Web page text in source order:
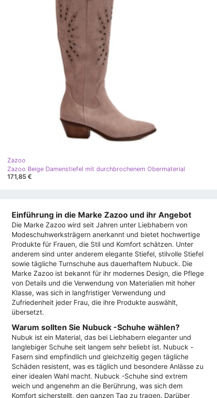
Zazoo
Zazoo Beige Damenstiefel mit durchbrochenem Obermaterial
171,85 €
Einführung in die Marke Zazoo und ihr Angebot
Die Marke Zazoo wird seit Jahren unter Liebhabern von
Modeschuhwerksträgern anerkannt und bietet hochwertige
Produkte für Frauen, die Stil und Komfort schätzen. Unter
anderem sind unter anderem elegante Stiefel, stilvolle Stiefel
sowie tägliche Turnschuhe aus dauerhaftem Nubuck. Die
Marke Zazoo ist bekannt für ihr modernes Design, die Pflege
von Details und die Verwendung von Materialien mit hoher
Klasse, was sich in langfristiger Verwendung und
Zufriedenheit jeder Frau, die ihre Produkte auswählt,
übersetzt.
Warum sollten Sie Nubuck -Schuhe wählen?
Nubuk ist ein Material, das bei Liebhabern eleganter und
langlebiger Schuhe seit langem sehr beliebt ist. Nubuck -
Fasern sind empfindlich und gleichzeitig gegen tägliche
Schäden resistent, was es täglich und besondere Anlässe zu
einer idealen Wahl macht. Nubuck -Schuhe sind extrem
weich und angenehm an die Berührung, was sich dem
Komfort sicherstellt, den ganzen Tag zu tragen. Darüber